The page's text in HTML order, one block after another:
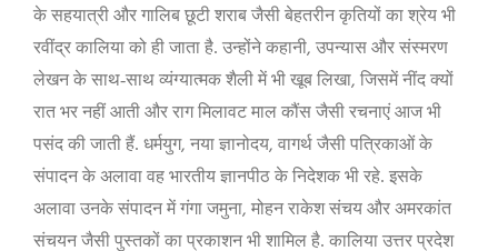
के सहयात्री और गालिब छूटी शराब जैसी बेहतरीन कृतियों का श्रेय भी
रवींद्र कालिया को ही जाता है. उन्होंने कहानी, उपन्यास और संस्मरण
लेखन के साथ-साथ व्यंग्यात्मक शैली में भी खूब लिखा, जिसमें नींद क्यों
रात भर नहीं आती और राग मिलावट माल कौंस जैसी रचनाएं आज भी
पसंद की जाती हैं. धर्मयुग, नया ज्ञानोदय, वागर्थ जैसी पत्रिकाओं के
संपादन के अलावा वह भारतीय ज्ञानपीठ के निदेशक भी रहे. इसके
अलावा उनके संपादन में गंगा जमुना, मोहन राकेश संचय और अमरकांत
संचयन जैसी पुस्तकों का प्रकाशन भी शामिल है. कालिया उत्तर प्रदेश